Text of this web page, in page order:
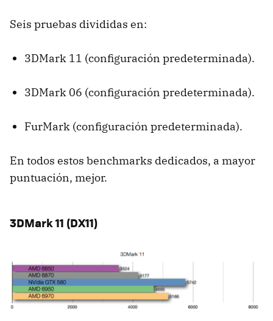
Seis pruebas divididas en:
3DMark 11 (configuración predeterminada).
3DMark 06 (configuración predeterminada).
FurMark (configuración predeterminada).
En todos estos benchmarks dedicados, a mayor
puntuación, mejor.
3DMark 11 (DX11)